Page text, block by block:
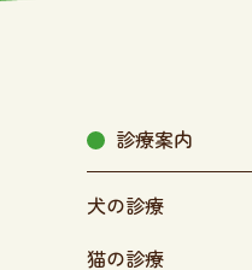
診療案内
犬の診療
猫の診療